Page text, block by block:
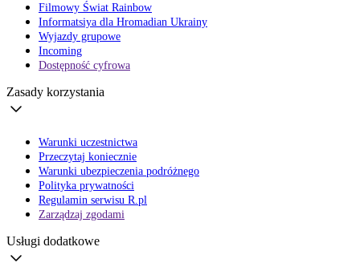
Filmowy Świat Rainbow
Informatsiya dla Hromadian Ukrainy
Wyjazdy grupowe
Incoming
Dostępność cyfrowa
Zasady korzystania
Warunki uczestnictwa
Przeczytaj koniecznie
Warunki ubezpieczenia podróżnego
Polityka prywatności
Regulamin serwisu R.pl
Zarządzaj zgodami
Usługi dodatkowe